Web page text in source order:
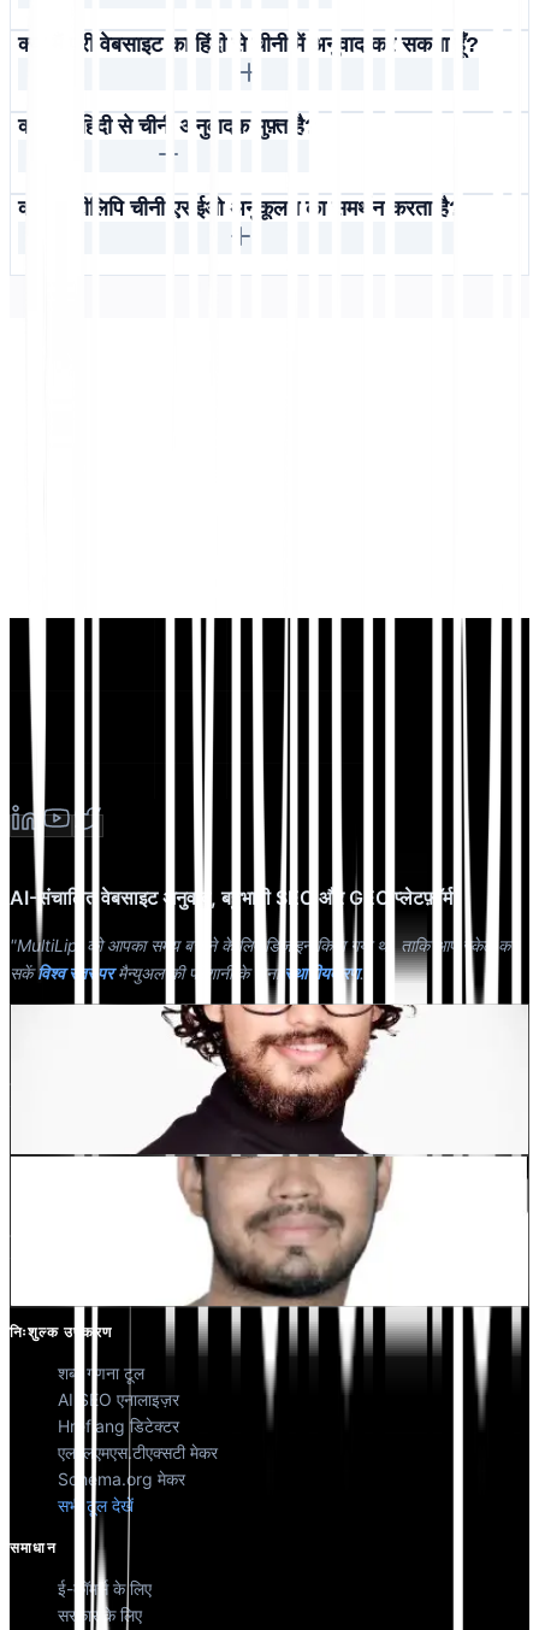
क्या मैं पूरी वेबसाइट का हिंदी से चीनी में अनुवाद कर सकता हूँ?
क्या यह हिंदी से चीनी अनुवादक मुफ़्त है?
क्या मल्टीलिपि चीनी एसईओ अनुकूलन का समर्थन करता है?
AI-संचालित वेबसाइट अनुवाद, बहुभाषी SEO और GEO प्लेटफ़ॉर्म
"MultiLipi को आपका समय बचाने के लिए डिज़ाइन किया गया था, ताकि आप स्केल कर
सकेंविश्व स्तर परमैन्युअल की परेशानी के बिना स्थानीयकरण."
निःशुल्क उपकरण
शब्द गणना टूल
AI SEO एनालाइज़र
Hreflang डिटेक्टर
एलएलएमएस.टीएक्सटी मेकर
Schema.org मेकर
सभी टूल देखें
समाधान
ई-कॉमर्स के लिए
सरकार के लिए